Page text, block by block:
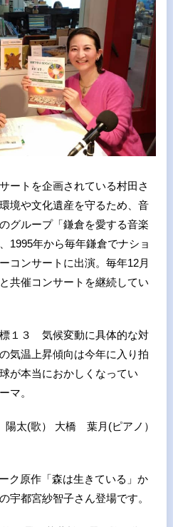
ートを企画されている村田さ
境や文化遺産を守るため、音
グループ「鎌倉を愛する音楽
1995年から毎年鎌倉でナショ
コンサートに出演。毎年12月
共催コンサートを継続してい
１３ 気候変動に具体的な対
気温上昇傾向は今年に入り拍
が本当におかしくなってい
マ。
太(歌） 大橋 葉月(ピアノ）
ク原作「森は生きている」か
都宮紗智子さん登場です。